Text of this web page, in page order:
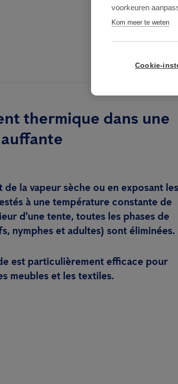
thermique dans une
de la vapeur sèche ou en exposant les
à une température constante de
d'une tente, toutes les phases de
nymphes et adultes) sont éliminées.
est particulièrement efficace pour
meubles et les textiles.
voorkeuren
Kom meer te weten
Cookie-